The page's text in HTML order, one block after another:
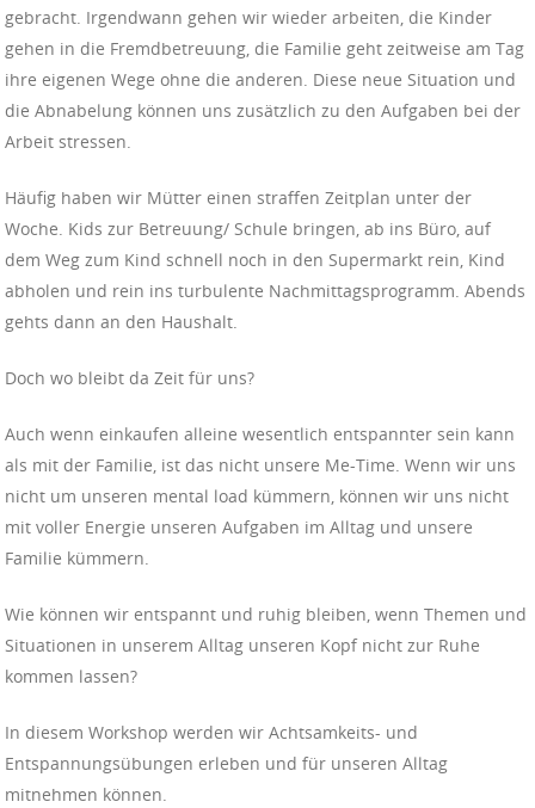
gebracht. Irgendwann gehen wir wieder arbeiten, die Kinder
gehen in die Fremdbetreuung, die Familie geht zeitweise am Tag
ihre eigenen Wege ohne die anderen. Diese neue Situation und
die Abnabelung können uns zusätzlich zu den Aufgaben bei der
Arbeit stressen.
Häufig haben wir Mütter einen straffen Zeitplan unter der
Woche. Kids zur Betreuung/ Schule bringen, ab ins Büro, auf
dem Weg zum Kind schnell noch in den Supermarkt rein, Kind
abholen und rein ins turbulente Nachmittagsprogramm. Abends
gehts dann an den Haushalt.
Doch wo bleibt da Zeit für uns?
Auch wenn einkaufen alleine wesentlich entspannter sein kann
als mit der Familie, ist das nicht unsere Me-Time. Wenn wir uns
nicht um unseren mental load kümmern, können wir uns nicht
mit voller Energie unseren Aufgaben im Alltag und unsere
Familie kümmern.
Wie können wir entspannt und ruhig bleiben, wenn Themen und
Situationen in unserem Alltag unseren Kopf nicht zur Ruhe
kommen lassen?
In diesem Workshop werden wir Achtsamkeits- und
Entspannungsübungen erleben und für unseren Alltag
mitnehmen können.